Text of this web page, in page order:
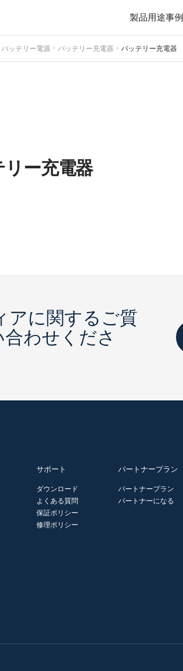
製品用途事例
バッテリー電源  バッテリー充電器  バッテリー充電器
ー充電器
アに関するご質
わせくださ
サポート
ダウンロード
よくある質問
保証ポリシー
修理ポリシー
パートナープラン
パートナープラン
パートナーになる